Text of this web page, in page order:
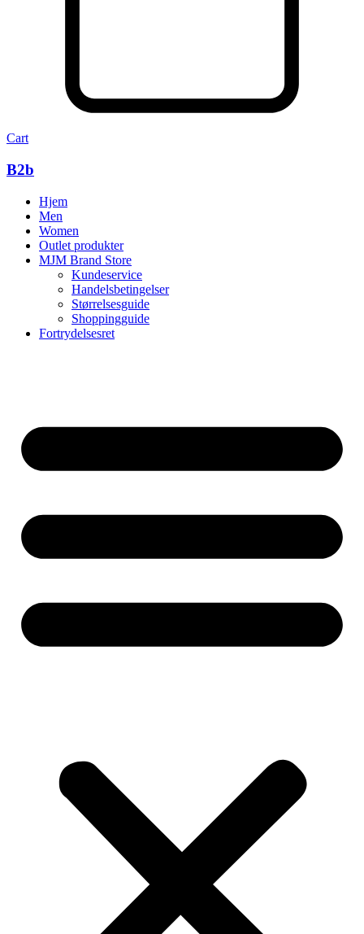
Cart
B2b
Hjem
Men
Women
Outlet produkter
MJM Brand Store
Kundeservice
Handelsbetingelser
Størrelsesguide
Shoppingguide
Fortrydelsesret